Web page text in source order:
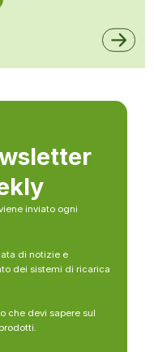
inviato ogni
di notizie e
dei sistemi di ricarica
che devi sapere sul